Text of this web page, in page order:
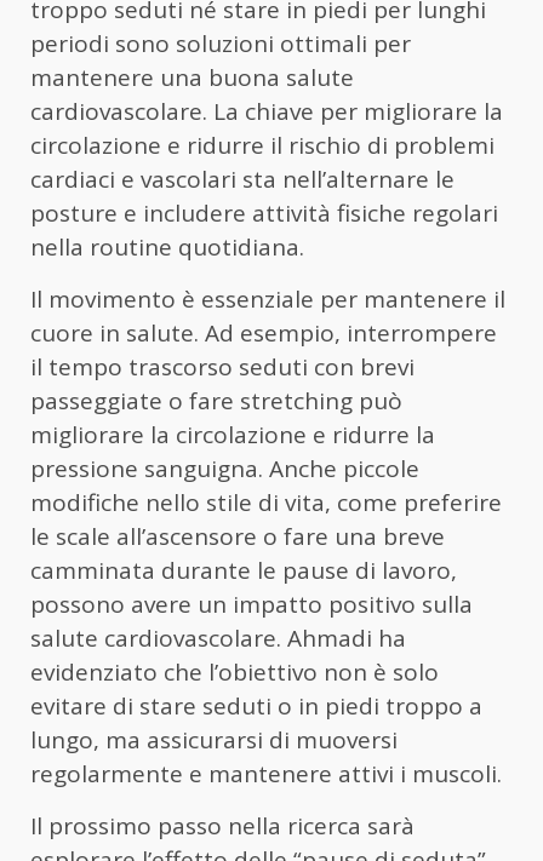
troppo seduti né stare in piedi per lunghi
periodi sono soluzioni ottimali per
mantenere una buona salute
cardiovascolare. La chiave per migliorare la
circolazione e ridurre il rischio di problemi
cardiaci e vascolari sta nell’alternare le
posture e includere attività fisiche regolari
nella routine quotidiana.
Il movimento è essenziale per mantenere il
cuore in salute. Ad esempio, interrompere
il tempo trascorso seduti con brevi
passeggiate o fare stretching può
migliorare la circolazione e ridurre la
pressione sanguigna. Anche piccole
modifiche nello stile di vita, come preferire
le scale all’ascensore o fare una breve
camminata durante le pause di lavoro,
possono avere un impatto positivo sulla
salute cardiovascolare. Ahmadi ha
evidenziato che l’obiettivo non è solo
evitare di stare seduti o in piedi troppo a
lungo, ma assicurarsi di muoversi
regolarmente e mantenere attivi i muscoli.
Il prossimo passo nella ricerca sarà